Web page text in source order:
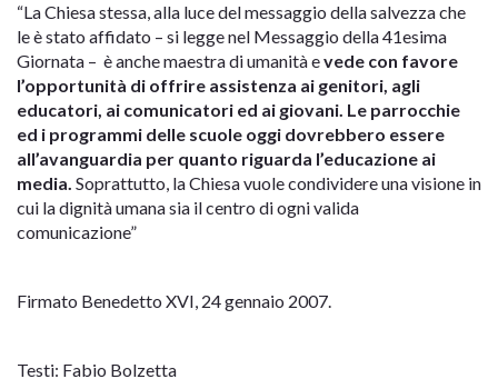
“La Chiesa stessa, alla luce del messaggio della salvezza che
le è stato affidato – si legge nel Messaggio della 41esima
Giornata – è anche maestra di umanità evede con favore
l’opportunità di offrire assistenza ai genitori, agli
educatori, ai comunicatori ed ai giovani. Le parrocchie
ed i programmi delle scuole oggi dovrebbero essere
all’avanguardia per quanto riguarda l’educazione ai
media. Soprattutto, la Chiesa vuole condividere una visione in
cui la dignità umana sia il centro di ogni valida
comunicazione”
Firmato Benedetto XVI, 24 gennaio 2007.
Testi: Fabio Bolzetta